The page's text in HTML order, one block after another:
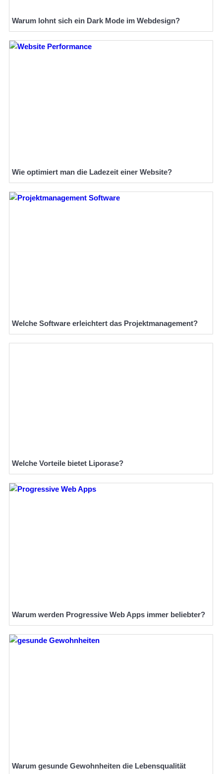
Warum lohnt sich ein Dark Mode im Webdesign?
Wie optimiert man die Ladezeit einer Website?
Welche Software erleichtert das Projektmanagement?
Welche Vorteile bietet Liporase?
Warum werden Progressive Web Apps immer beliebter?
Warum gesunde Gewohnheiten die Lebensqualität